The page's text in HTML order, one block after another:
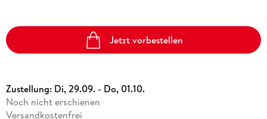
Jetzt vorbestellen
Zustellung: Di, 29.09. - Do, 01.10.
Noch nicht erschienen
Versandkostenfrei